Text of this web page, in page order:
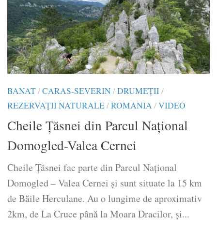
BANAT/CARAS-SEVERIN/DRUMEŢII/
REZERVAȚII NATURALE/ROMANIA/VIDEO
Cheile Țăsnei din Parcul Național
Domogled-Valea Cernei
Cheile Țăsnei fac parte din Parcul Național
Domogled – Valea Cernei și sunt situate la 15 km
de Băile Herculane. Au o lungime de aproximativ
2km, de La Cruce până la Moara Dracilor, și...